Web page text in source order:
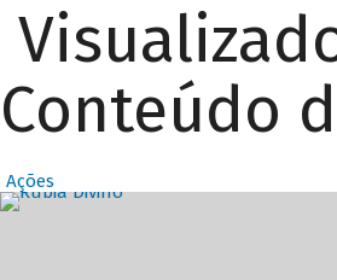
Conteúdo
Ações